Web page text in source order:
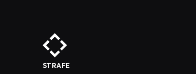
STRAFE